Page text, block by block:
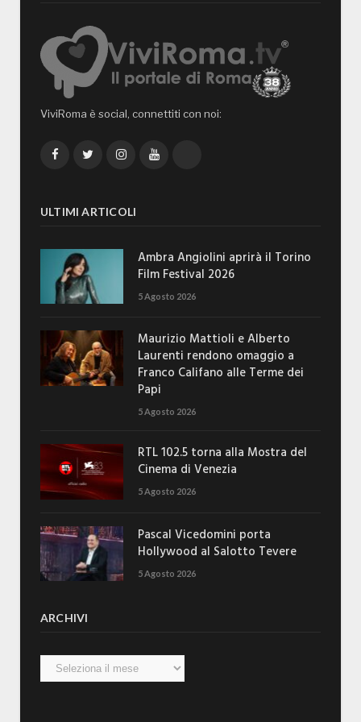
ViviRoma è social, connettiti con noi:
FacebookTwitterInstagramYouTube
ULTIMI ARTICOLI
Ambra Angiolini aprirà il Torino
Film Festival 2026
5 Agosto 2026
Maurizio Mattioli e Alberto
Laurenti rendono omaggio a
Franco Califano alle Terme dei
Papi
5 Agosto 2026
RTL 102.5 torna alla Mostra del
Cinema di Venezia
5 Agosto 2026
Pascal Vicedomini porta
Hollywood al Salotto Tevere
5 Agosto 2026
ARCHIVI
Archivi